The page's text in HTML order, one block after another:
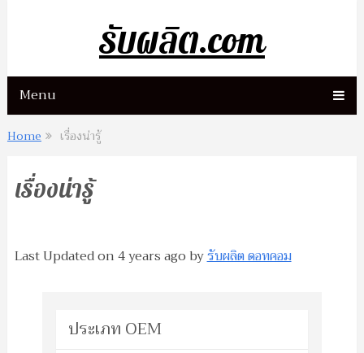
รับผลิต.com
Menu
Home เรื่องน่ารู้
เรื่องน่ารู้
Last Updated on4 years ago byรับผลิต ดอทคอม
ประเภท OEM